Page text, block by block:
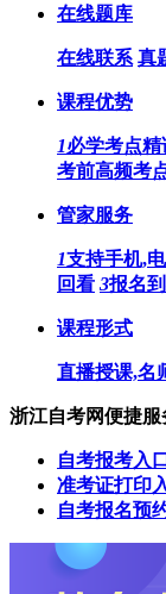
在线题库
在线联系 真
课程优势
1必学考点精
考前高频考
管家服务
1支持手机,
回看 3报名
课程形式
直播授课,名
浙江自考网便捷服
自考报考入口
准考证打印
自考报名预